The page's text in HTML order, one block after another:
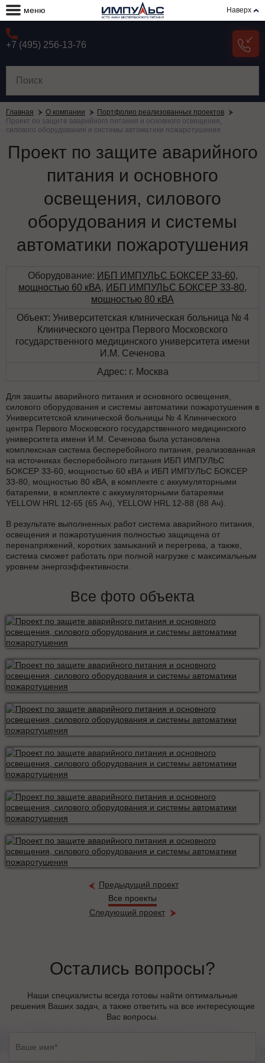
меню Наверх
+7 (495) 256-13-76
Главная О компании
Портфолио реализованных проектов
Проект по защите аварийного питания и основного освещения,
силового оборудования и системы автоматики пожаротушения
Проект по защите аварийного
питания и основного
освещения, силового
оборудования и системы
автоматики пожаротушения
Оборудование: ИБП ИМПУЛЬС БОКСЕР 33-60,
мощностью 60 кВА, ИБП ИМПУЛЬС БОКСЕР 33-80,
мощностью 80 кВА
Объект: Университетская клиническая больница № 4
Клинического центра Первого Московского
государственного медицинского университета имени
И.М. Сеченова
Адрес: г. Москва
Для зашиты аварийного питания и основного освещения,
силового оборудования и системы автоматики пожаротушения в
Университетской клинической больницы № 4 Клинического
центра Первого Московского государственного медицинского
университета имени И.М. Сеченова была установлена
комплексная система бесперебойного питания, реализованная
на источниках бесперебойного питания ИБП ИМПУЛЬС
БОКСЕР 33-60, мощностью 60 кВА и ИБП ИМПУЛЬС БОКСЕР
33-80, мощностью 80 кВА, в комплекте с аккумуляторными
батареями, в комплекте с аккумуляторными батареями
YELLOW HRL 12-65 (65 Ач), YELLOW HRL 12-88 (88 Ач).
В результате выполненных работ система аварийного питания,
освещения и пожаротушения полностью защищена от
перенапряжений, коротких замыканий и перегрева, а также,
система сможет работать при полной нагрузке с максимальным
уровнем энергоэффективности.
Все фото объекта
Предыдущий проект
Все проекты
Следующий проект
Остались вопросы?
Наши специалисты всегда готовы найти оптимальные
решения Ваших задач, а также ответить на все интересующие
Вас вопросы.